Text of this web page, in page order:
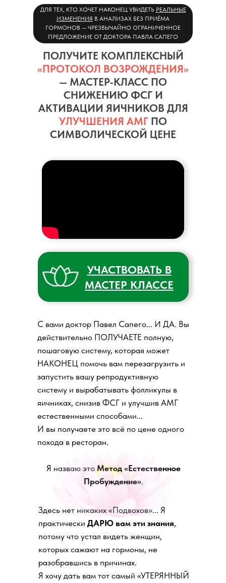
ДЛЯ ТЕХ, КТО ХОЧЕТ НАКОНЕЦ УВИДЕТЬ РЕАЛЬНЫЕ
ИЗМЕНЕНИЯ В АНАЛИЗАХ БЕЗ ПРИЁМА
ГОРМОНОВ — ЧРЕЗВЫЧАЙНО ОГРАНИЧЕННОЕ
ПРЕДЛОЖЕНИЕ ОТ ДОКТОРА ПАВЛА САПЕГО
ПОЛУЧИТЕ КОМПЛЕКСНЫЙ
«ПРОТОКОЛ ВОЗРОЖДЕНИЯ»
— МАСТЕР-КЛАСС ПО
СНИЖЕНИЮ ФСГ И
АКТИВАЦИИ ЯИЧНИКОВ ДЛЯ
УЛУЧШЕНИЯ АМГ ПО
СИМВОЛИЧЕСКОЙ ЦЕНЕ
УЧАСТВОВАТЬ В
МАСТЕР КЛАССЕ
С вами доктор Павел Сапего... И ДА. Вы
действительно ПОЛУЧАЕТЕ полную,
пошаговую систему, которая может
НАКОНЕЦ помочь вам перезагрузить и
запустить вашу репродуктивную
систему и вырабатывать фолликулы в
яичниках, снизив ФСГ и улучшив АМГ
естественными способами...
И вы получаете это всё по цене одного
похода в ресторан.
Я назваю этоМетод «Естественное
Пробуждение».
Здесь нет никаких «Подвохов»... Я
практически ДАРЮ вам эти знания,
потому что устал видеть женщин,
которых сажают на гормоны, не
разобравшись в причинах.
Я хочу дать вам тот самый «УТЕРЯННЫЙ